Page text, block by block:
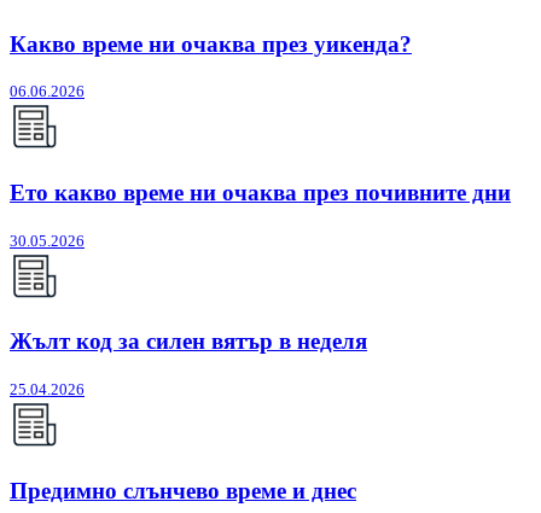
Какво време ни очаква през уикенда?
06.06.2026
Ето какво време ни очаква през почивните дни
30.05.2026
Жълт код за силен вятър в неделя
25.04.2026
Предимно слънчево време и днес